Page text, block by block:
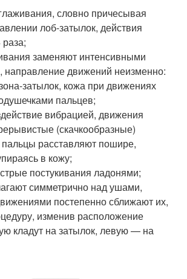
словно причесывая
лоб-затылок, действия
заменяют интенсивными
направление движений неизменно:
затылок, кожа при движениях
пальцев;
вибрацией, движения
(скачкообразные)
расставляют пошире,
в кожу;
постукивания ладонями;
симметрично над ушами,
постепенно сближают их,
изменив расположение
кладут на затылок, левую — на